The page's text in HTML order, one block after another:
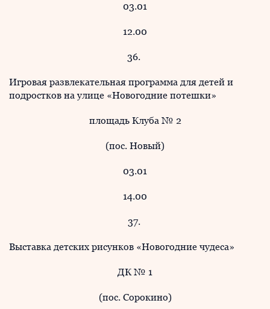
03.01
12.00
36.
Игровая развлекательная программа для детей и
подростков на улице «Новогодние потешки»
площадь Клуба № 2
(пос. Новый)
03.01
14.00
37.
Выставка детских рисунков «Новогодние чудеса»
ДК № 1
(пос. Сорокино)